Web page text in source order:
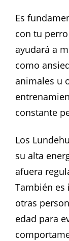
Es
con tu
ayudará a
como
animales u
constante
Los
su alta
afuera
También
otras
edad para